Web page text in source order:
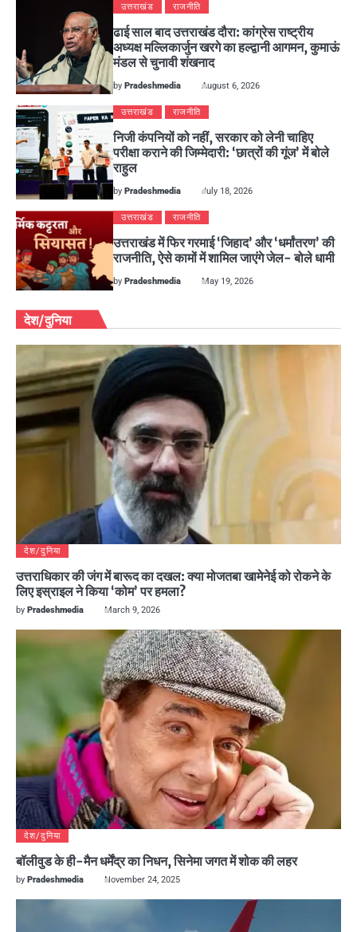
उत्तराखंड राजनीति
ढाई साल बाद उत्तराखंड दौरा: कांग्रेस राष्ट्रीय
अध्यक्ष मल्लिकार्जुन खरगे का हल्द्वानी आगमन, कुमाऊं
मंडल से चुनावी शंखनाद
by Pradeshmedia August 6, 2026
उत्तराखंड राजनीति
निजी कंपनियों को नहीं, सरकार को लेनी चाहिए
परीक्षा कराने की जिम्मेदारी: ‘छात्रों की गूंज’ में बोले
राहुल
by Pradeshmedia July 18, 2026
उत्तराखंड राजनीति
उत्तराखंड में फिर गरमाई ‘जिहाद’ और ‘धर्मांतरण’ की
राजनीति, ऐसे कामों में शामिल जाएंगे जेल- बोले धामी
by Pradeshmedia May 19, 2026
देश/दुनिया
देश/दुनिया
उत्तराधिकार की जंग में बारूद का दखल: क्या मोजतबा खामेनेई को रोकने के
लिए इस्राइल ने किया ‘कोम’ पर हमला?
by Pradeshmedia March 9, 2026
देश/दुनिया
बॉलीवुड के ही-मैन धर्मेंद्र का निधन, सिनेमा जगत में शोक की लहर
by Pradeshmedia November 24, 2025